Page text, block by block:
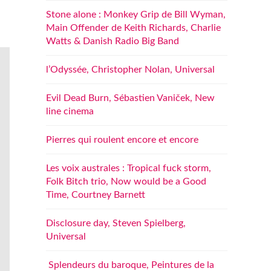
Stone alone : Monkey Grip de Bill Wyman,
Main Offender de Keith Richards, Charlie
Watts & Danish Radio Big Band
l’Odyssée, Christopher Nolan, Universal
Evil Dead Burn, Sébastien Vaniček, New
line cinema
Pierres qui roulent encore et encore
Les voix australes : Tropical fuck storm,
Folk Bitch trio, Now would be a Good
Time, Courtney Barnett
Disclosure day, Steven Spielberg,
Universal
Splendeurs du baroque, Peintures de la